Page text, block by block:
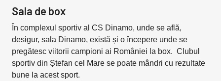
Sala de box
În complexul sportiv al CS Dinamo, unde se află,
desigur, sala Dinamo, există și o începere unde se
pregătesc viitorii campioni ai României la box. Clubul
sportiv din Ștefan cel Mare se poate mândri cu rezultate
bune la acest sport.